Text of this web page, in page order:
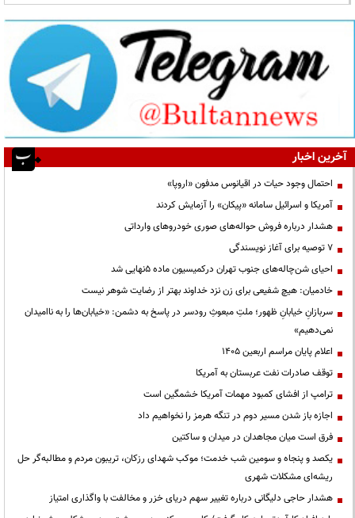
آخرین اخبار
احتمال وجود حیات در اقیانوس مدفون «اروپا»
آمریکا و اسرائیل سامانه «پیکان» را آزمایش کردند
هشدار درباره فروش حواله‌های صوری خودروهای وارداتی
۷ توصیه برای آغاز نویسندگی
احیای شن‌چاله‌های جنوب تهران درکمیسیون ماده ۵نهایی شد
خادمیان: هیچ شفیعی برای زن نزد خداوند بهتر از رضایت شوهر نیست
سربازانِ خیابانِ ظهور؛ ملتِ مبعوثِ رودسر در پاسخ به دشمن: «خیابان‌ها را به ناامیدان
نمی‌دهیم»
اعلام پایان مراسم اربعین ۱۴۰۵
توقف صادرات نفت عربستان به آمریکا
ترامپ از افشای کمبود مهمات آمریکا خشمگین است
اجازه باز شدن مسیر دوم در تنگه هرمز را نخواهیم داد
فرق است میان مجاهدان در میدان و ساکتین
یکصد و پنجاه و سومین شب خدمت؛ موکب شهدای رزکان، تریبون مردم و مطالبه‌گر حل
ریشه‌ای مشکلات شهری
هشدار حاجی دلیگانی درباره تغییر سهم دریای خزر و مخالفت با واگذاری امتیاز